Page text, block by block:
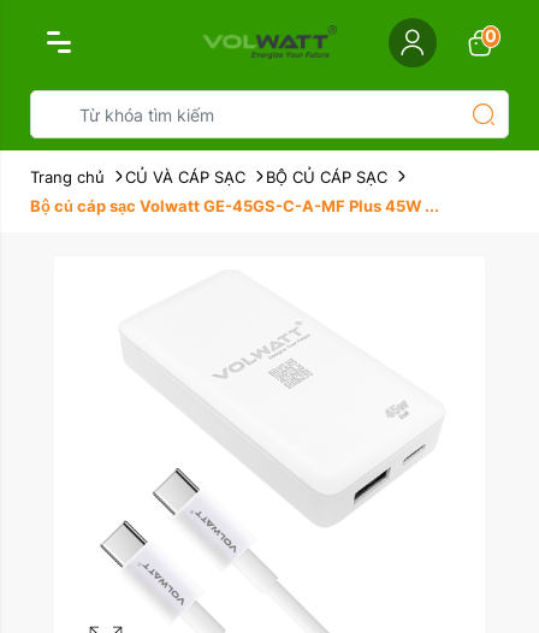
0
Trang chủ CỦ VÀ CÁP SẠC
BỘ CỦ CÁP SẠC
Bộ củ cáp sạc Volwatt GE-45GS-C-A-MF Plus 45W ...